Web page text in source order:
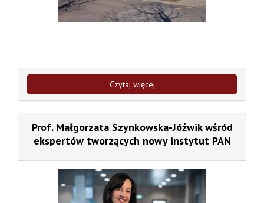
Czytaj więcej
Prof. Małgorzata Szynkowska-Jóźwik wśród
ekspertów tworzących nowy instytut PAN